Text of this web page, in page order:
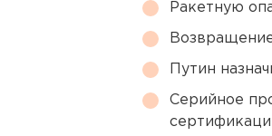
Ракетную
Путин
Серийное